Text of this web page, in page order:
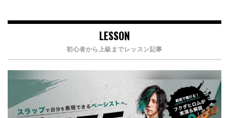
LESSON
初心者から上級までレッスン記事